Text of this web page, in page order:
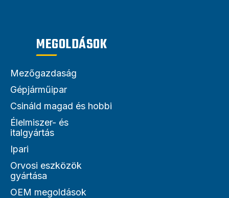
MEGOLDÁSOK
Mezőgazdaság
Gépjárműipar
Csináld magad és hobbi
Élelmiszer- és
italgyártás
Ipari
Orvosi eszközök
gyártása
OEM megoldások